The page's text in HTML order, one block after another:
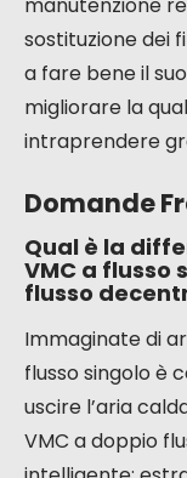
che
nell’abitazione.
Per
flusso
Ecco, ora avete
doppio flusso
una soluzione
ristrutturando
rinnovare l’aria
è piuttosto
risparmio. Non
richiede un po’